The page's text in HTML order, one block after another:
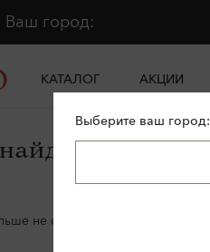
Ваш город:
Выберите ваш город:
КАТАЛОГ АКЦИИ
не существует.